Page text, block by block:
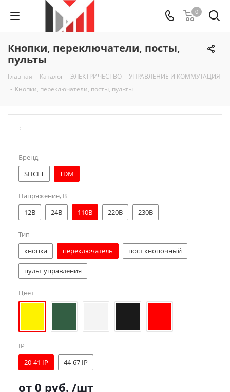
0
Кнопки, переключатели, посты,
пульты
Главная - Каталог - ЭЛЕКТРИЧЕСТВО - УПРАВЛЕНИЕ И КОММУТАЦИЯ
- Кнопки, переключатели, посты, пульты
:
Бренд
SHCET
TDM
Напряжение, В
12В
24В 110В 220В 230В
Тип
кнопка
переключатель пост кнопочный
пульт управления
Цвет
IP
20-41 IP
44-67 IP
от 0 руб. /шт